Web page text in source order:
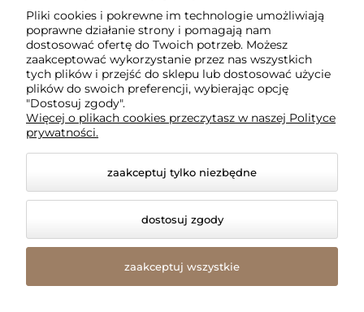
Informacje
O firmie
© 2026 amled.pl. Wszelkie prawa zastrzeżone.
internetowy Shoper Premium
Pliki cookies i pokrewne im technologie umożliwiają
poprawne działanie strony i pomagają nam
dostosować ofertę do Twoich potrzeb. Możesz
zaakceptować wykorzystanie przez nas wszystkich
tych plików i przejść do sklepu lub dostosować użycie
plików do swoich preferencji, wybierając opcję
"Dostosuj zgody".
Więcej o plikach cookies przeczytasz w naszej Polityce
prywatności.
zaakceptuj tylko niezbędne
dostosuj zgody
zaakceptuj wszystkie